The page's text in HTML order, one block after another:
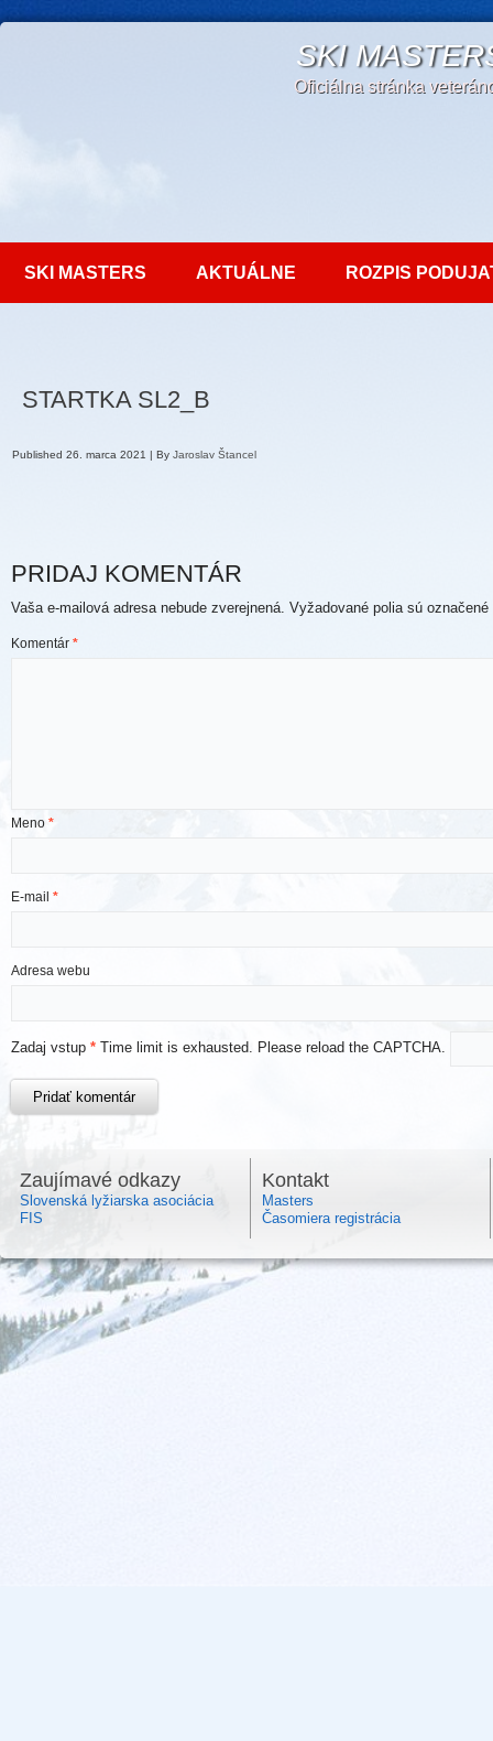
SKI
Oficiálna stránka
SKI MASTERS AKTUÁLNE ROZPIS
STARTKA SL2_B
Published 26. marca 2021 | By Jaroslav Štancel
PRIDAJ KOMENTÁR
Vaša e-mailová adresa nebude zverejnená. Vyžadované polia sú označené
Komentár *
Meno *
E-mail *
Adresa webu
Zadaj vstup * Time limit is exhausted. Please reload the CAPTCHA.
Zaujímavé odkazy
Slovenská lyžiarska asociácia
FIS
Kontakt
Masters
Časomiera registrácia